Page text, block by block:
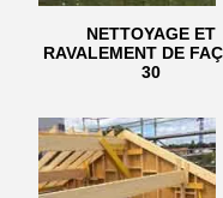
NETTOYAGE ET
RAVALEMENT DE
30